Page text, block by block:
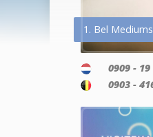
1. Bel
0909 - 19
0903 -